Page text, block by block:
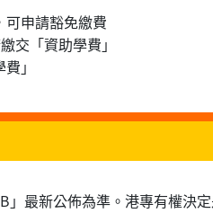
申請豁免繳費
交「資助學費」
」
最新公佈為準。港專有權決